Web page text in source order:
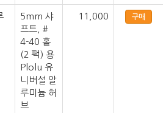
5mm 샤
프트, #
4-40 홀
(2 팩) 용
Plolu 유
니버설 알
루미늄 허
브
11,000 구매